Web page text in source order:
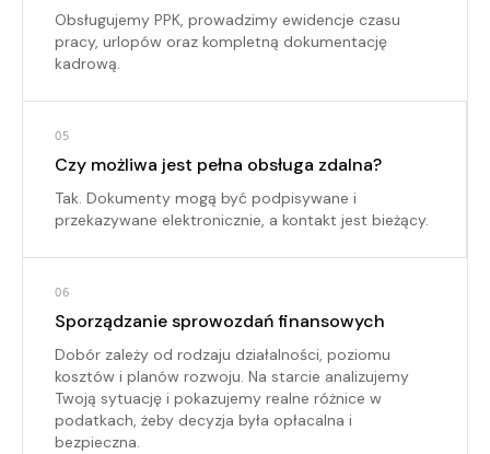
Obsługujemy PPK, prowadzimy ewidencje czasu
pracy, urlopów oraz kompletną dokumentację
kadrową.
05
Czy możliwa jest pełna obsługa zdalna?
Tak. Dokumenty mogą być podpisywane i
przekazywane elektronicznie, a kontakt jest bieżący.
06
Sporządzanie sprowozdań finansowych
Dobór zależy od rodzaju działalności, poziomu
kosztów i planów rozwoju. Na starcie analizujemy
Twoją sytuację i pokazujemy realne różnice w
podatkach, żeby decyzja była opłacalna i
bezpieczna.